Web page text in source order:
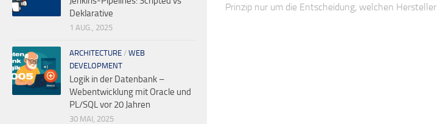
Prinzip nur um die Entscheidung, welchen Hersteller...
Deklarative
1 AUG., 2025
ARCHITECTURE / WEB
DEVELOPMENT
Logik in der Datenbank –
Webentwicklung mit Oracle und
PL/SQL vor 20 Jahren
30 MAI, 2025